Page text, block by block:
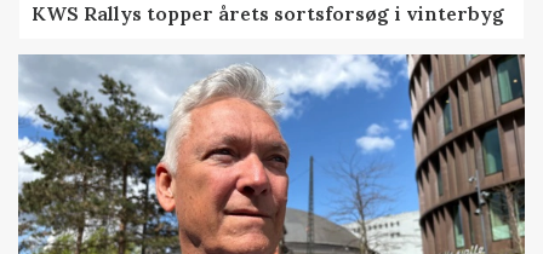
KWS Rallys topper årets sortsforsøg i vinterbyg